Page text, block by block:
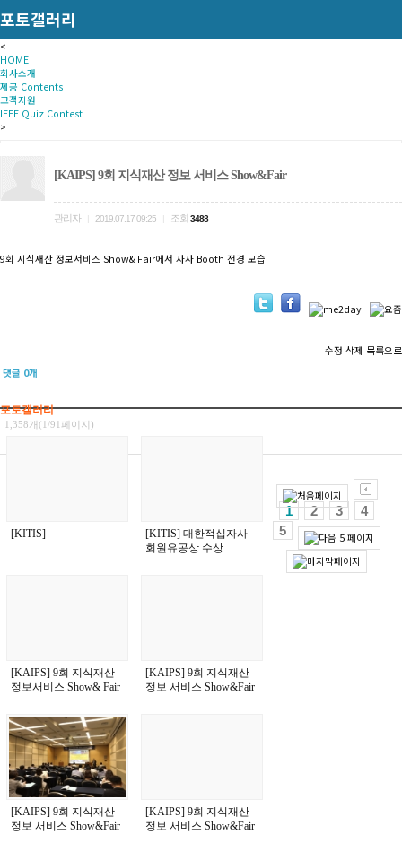
포토갤러리
<
HOME
회사소개
제공 Contents
고객지원
IEEE Quiz Contest
>
[KAIPS] 9회 지식재산 정보 서비스 Show&Fair
관리자 2019.07.17 09:25 조회 3488
9회 지식재산 정보서비스 Show& Fair에서 자사 Booth 전경 모습
수정 삭제 목록으로
댓글 0개
포토갤러리
1,358개(1/91페이지)
[KITIS]
[KITIS] 대한적십자사
회원유공상 수상
[KAIPS] 9회 지식재산
정보서비스 Show& Fair
[KAIPS] 9회 지식재산
정보 서비스 Show&Fair
[KAIPS] 9회 지식재산
정보 서비스 Show&Fair
[KAIPS] 9회 지식재산
정보 서비스 Show&Fair
1 2 3
4
5